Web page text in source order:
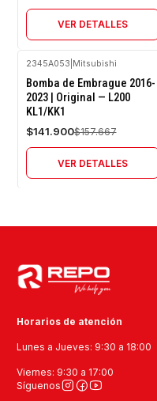
VER DETALLES
-10%
OFF
Agotado
2345A053 Mitsubishi
Bomba de Embrague 2016-
2023 | Original — L200
KL1/KK1
$141.900$157.667
VER DETALLES
Horarios de atención
Lunes a Jueves: 9:30 a 18:00
Viernes: 9:30 a 17:00
Síguenos